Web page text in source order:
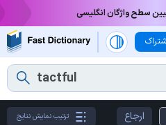
سطح واژگان انگلیسی
ارجاع ترتیب نمایش نتایج